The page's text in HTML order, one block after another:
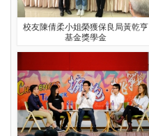
校友陳倩柔小姐榮獲保良局黃乾亨
基金獎學金